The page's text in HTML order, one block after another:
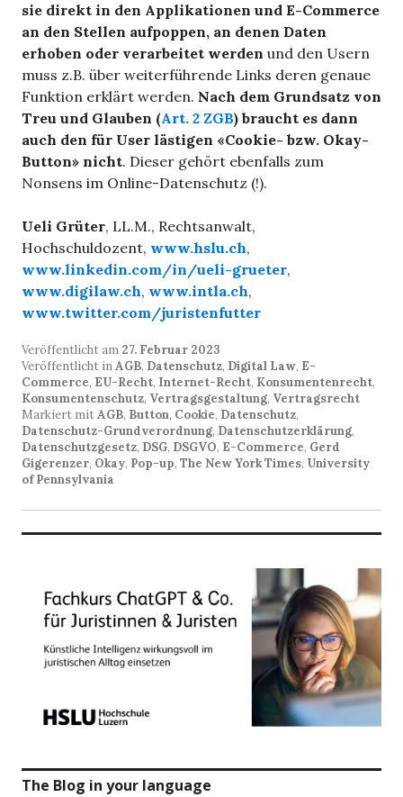
sie direkt in den Applikationen und E-Commerce
an den Stellen aufpoppen, an denen Daten
erhoben oder verarbeitet werden und den Usern
muss z.B. über weiterführende Links deren genaue
Funktion erklärt werden. Nach dem Grundsatz von
Treu und Glauben (Art. 2 ZGB) braucht es dann
auch den für User lästigen «Cookie- bzw. Okay-
Button» nicht. Dieser gehört ebenfalls zum
Nonsens im Online-Datenschutz (!).
Ueli Grüter, LL.M., Rechtsanwalt,
Hochschuldozent, www.hslu.ch,
www.linkedin.com/in/ueli-grueter,
www.digilaw.ch, www.intla.ch,
www.twitter.com/juristenfutter
Veröffentlicht am 27. Februar 2023
Veröffentlicht inAGB, Datenschutz, Digital Law, E-
Commerce, EU-Recht, Internet-Recht, Konsumentenrecht,
Konsumentenschutz, Vertragsgestaltung, Vertragsrecht
Markiert mitAGB, Button, Cookie, Datenschutz,
Datenschutz-Grundverordnung, Datenschutzerklärung,
Datenschutzgesetz, DSG, DSGVO, E-Commerce, Gerd
Gigerenzer, Okay, Pop-up, The New York Times, University
of Pennsylvania
The Blog in your language